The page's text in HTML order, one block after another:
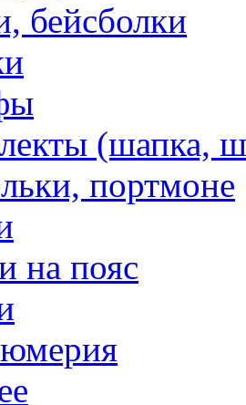
бейсболки
(шапка,
портмоне
на пояс